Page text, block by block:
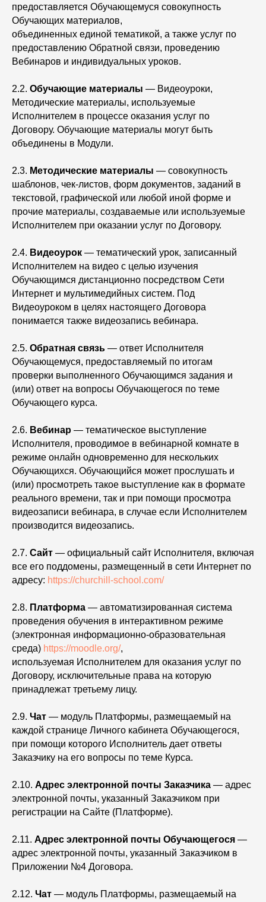
предоставляется Обучающемуся совокупность
Обучающих материалов,
объединенных единой тематикой, а также услуг по
предоставлению Обратной связи, проведению
Вебинаров и индивидуальных уроков.
2.2. Обучающие материалы — Видеоуроки,
Методические материалы, используемые
Исполнителем в процессе оказания услуг по
Договору. Обучающие материалы могут быть
объединены в Модули.
2.3. Методические материалы — совокупность
шаблонов, чек-листов, форм документов, заданий в
текстовой, графической или любой иной форме и
прочие материалы, создаваемые или используемые
Исполнителем при оказании услуг по Договору.
2.4. Видеоурок — тематический урок, записанный
Исполнителем на видео с целью изучения
Обучающимся дистанционно посредством Сети
Интернет и мультимедийных систем. Под
Видеоуроком в целях настоящего Договора
понимается также видеозапись вебинара.
2.5. Обратная связь — ответ Исполнителя
Обучающемуся, предоставляемый по итогам
проверки выполненного Обучающимся задания и
(или) ответ на вопросы Обучающегося по теме
Обучающего курса.
2.6. Вебинар — тематическое выступление
Исполнителя, проводимое в вебинарной комнате в
режиме онлайн одновременно для нескольких
Обучающихся. Обучающийся может прослушать и
(или) просмотреть такое выступление как в формате
реального времени, так и при помощи просмотра
видеозаписи вебинара, в случае если Исполнителем
производится видеозапись.
2.7. Сайт — официальный сайт Исполнителя, включая
все его поддомены, размещенный в сети Интернет по
адресу: https://churchill-school.com/
2.8. Платформа — автоматизированная система
проведения обучения в интерактивном режиме
(электронная информационно-образовательная
среда) https://moodle.org/,
используемая Исполнителем для оказания услуг по
Договору, исключительные права на которую
принадлежат третьему лицу.
2.9. Чат — модуль Платформы, размещаемый на
каждой странице Личного кабинета Обучающегося,
при помощи которого Исполнитель дает ответы
Заказчику на его вопросы по теме Курса.
2.10. Адрес электронной почты Заказчика — адрес
электронной почты, указанный Заказчиком при
регистрации на Сайте (Платформе).
2.11. Адрес электронной почты Обучающегося —
адрес электронной почты, указанный Заказчиком в
Приложении №4 Договора.
2.12. Чат — модуль Платформы, размещаемый на